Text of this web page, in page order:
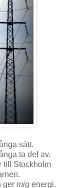
sätt.
ta del av.
till Stockholm
ger migenergi.